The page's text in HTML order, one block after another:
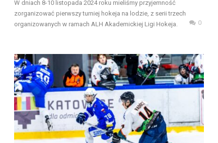
W dniach 8-10 listopada 2024 roku mieliśmy przyjemność
zorganizować pierwszy turniej hokeja na lodzie, z serii trzech
organizowanych w ramach ALH Akademickiej Ligi Hokeja.
0